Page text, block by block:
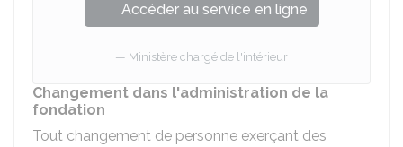
Accéder au service en ligne
Ministère chargé de l'intérieur
Changement dans l'administration de la
fondation
Tout changement de personne exerçant des